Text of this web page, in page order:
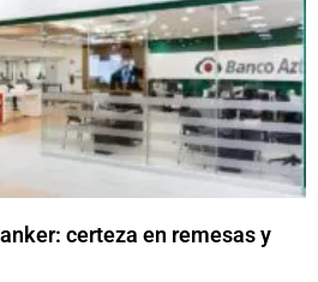
certeza en remesas y